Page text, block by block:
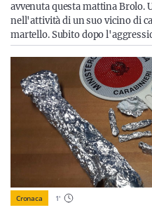
avvenuta questa mattina Brolo.
nell'attività di un suo vicino di
martello. Subito dopo
Cronaca 1'